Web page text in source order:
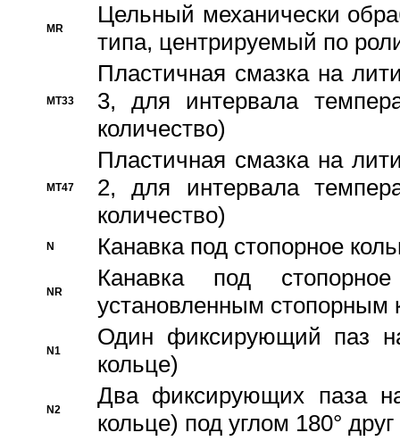
MR
Цельный механически
типа, центрируемый по
MT33
Пластичная смазка на
3, для интервала
количество)
MT47
Пластичная смазка на
2, для интервала
количество)
N Канавка под стопорное
NR
Канавка под
установленным стопорным
N1
Один фиксирующий паз
кольце)
N2
Два фиксирующих паза
кольце) под углом 180° друг